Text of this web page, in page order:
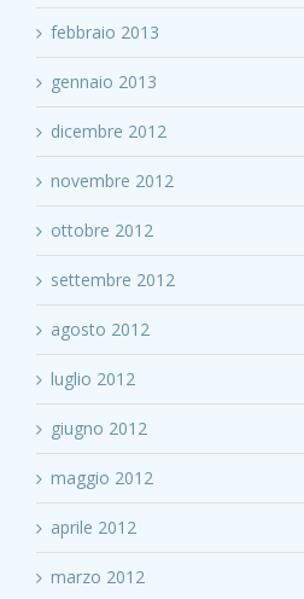
febbraio 2013
gennaio 2013
dicembre 2012
novembre 2012
ottobre 2012
settembre 2012
agosto 2012
luglio 2012
giugno 2012
maggio 2012
aprile 2012
marzo 2012